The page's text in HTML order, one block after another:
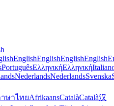
EnglishEnglishEnglishEnglish
PortuguêsΕλληνικήΕλληνική
NederlandsNederlandsSvenska
ษาไทยAfrikaansCatalàCatalà汉